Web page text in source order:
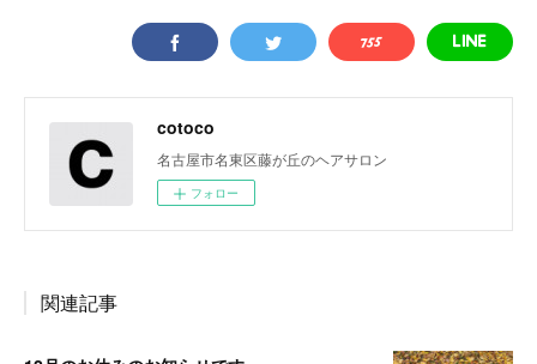
cotoco
名古屋市名東区藤が丘のヘアサロン
フォロー
関連記事